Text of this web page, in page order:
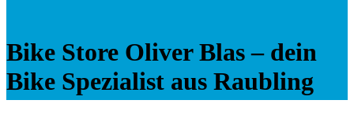
Bike Store Oliver Blas – dein
Bike Spezialist aus Raubling